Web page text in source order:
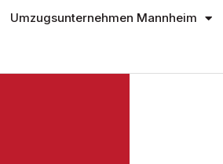
Umzugsunternehmen Mannheim